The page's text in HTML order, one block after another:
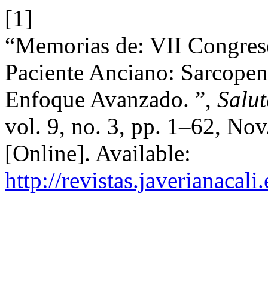
[1]
“Memorias de: VII
Paciente Anciano:
Enfoque Avanzado. ”,
vol. 9, no. 3, pp. 1–62,
[Online]. Available:
http://